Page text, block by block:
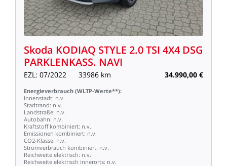
Skoda KODIAQ STYLE 2.0TSI 4X4 DSG
PARKLENKASS. NAVI
EZL: 07/2022 33986 km 34.990,00 €
Energieverbrauch (WLTP-Werte**):
Innenstadt: n.v.
Stadtrand: n.v.
Landstraße: n.v.
Autobahn: n.v.
Kraftstoff kombiniert: n.v.
Emissionen kombiniert: n.v.
CO2-Klasse: n.v.
Stromverbrauch kombiniert: n.v.
Reichweite elektrisch: n.v.
Reichweite elektrisch innerorts: n.v.